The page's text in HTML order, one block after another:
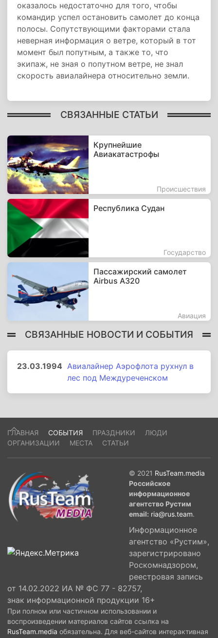
оказалось недостаточно для того, чтобы
командир успел остановить самолет до конца
полосы. Сопутствующими факторами стала
неверная информация о ветре, который в тот
момент был попутным, а также то, что
экипаж, не зная о попутном ветре, не знал
скорость авиалайнера относительно земли.
СВЯЗАННЫЕ СТАТЬИ
Крупнейшие
Авиакатастрофы
Происшествия
Республика Судан
Государство
Пассажирский самолет
Airbus A320
Авиация
СВЯЗАННЫЕ НОВОСТИ И СОБЫТИЯ
23.03.1994 Авиалайнер Аэрофлота рухнул в
лес под Междуреченском
ГЛАВНАЯ СОБЫТИЯ ПРАЗДНИКИ
ЛЮДИ
ОРГАНИЗАЦИИ
МЕСТА СТАТЬИ
© 2021 RusTeam.media
Российское
информационное
агентство Рустим
email: ria@rus.team.
Информационное
агентство «Рустим»,
зарегистрировано
Роскомнадзором,
реестровая запись
от 14.02.2022 ИА № ФС 77 - 82757,
знак информационной продукции 16+
При полном или частичном использовании и
воспроизведении материалов сайтов ссылка на
RusTeam.media обязательна. Для веб-сайтов интерактивная